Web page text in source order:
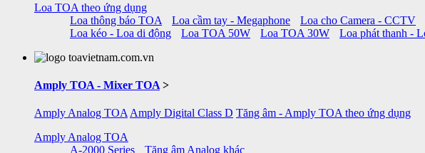
Loa TOA theo ứng dụng
Loa thông báo TOA
Loa cầm tay - Megaphone Loa cho Camera - CCTV
Loa kéo - Loa di động
Loa TOA 50W Loa TOA 30W Loa phát thanh -
Amply TOA - Mixer TOA >
Amply Analog TOA Amply Digital Class D Tăng âm - Amply TOA theo ứng dụng
Amply Analog TOA
A-2000 Series
Tăng âm Analog khác